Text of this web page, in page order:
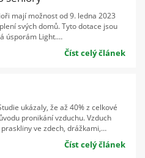
mají možnost od 9. ledna 2023
svých domů. Tyto dotace jsou
úsporám Light.…
Číst celý článek
ukázaly, že až 40% z celkové
pronikání vzduchu. Vzduch
ve zdech, drážkami,…
Číst celý článek